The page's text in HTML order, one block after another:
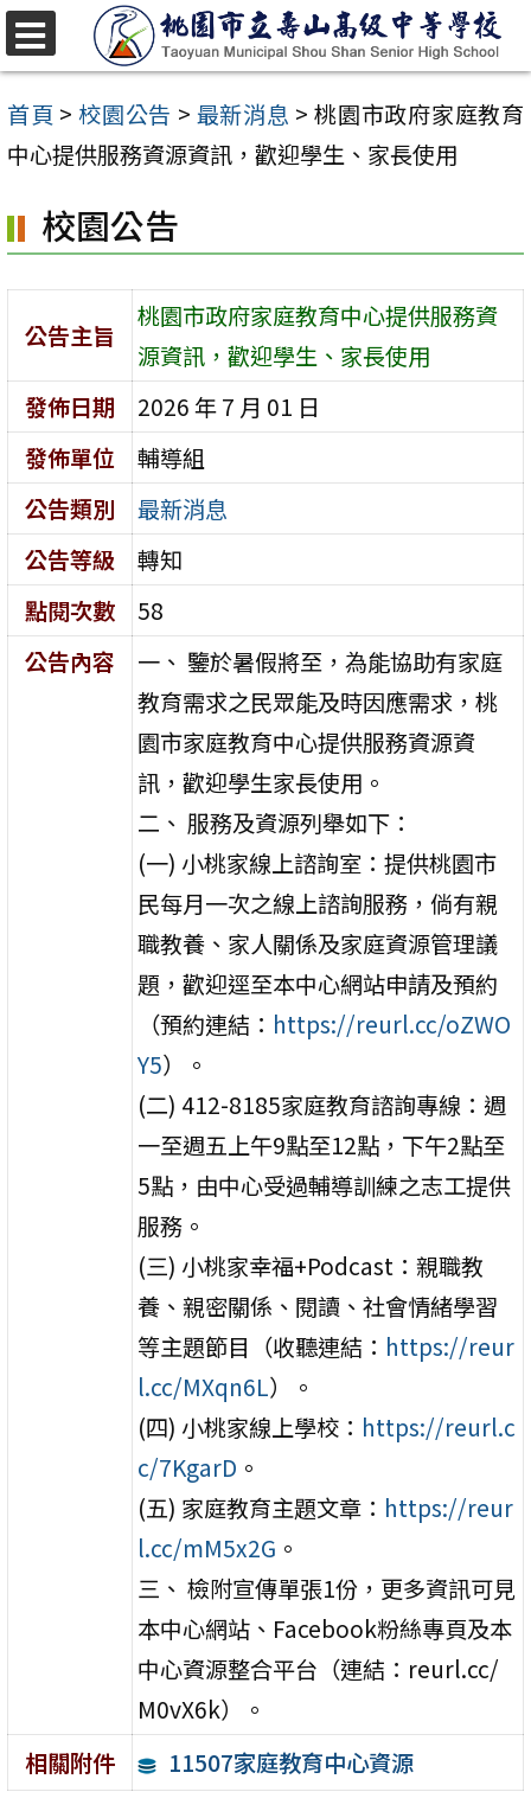
跳
至
主
要
容
區
首頁 > 校園公告 > 最新消息 > 桃園市政府家庭教育
中心提供服務資源資訊，歡迎學生、家長使用
校園公告
公告主旨
桃園市政府家庭教育中心提供服務資
源資訊，歡迎學生、家長使用
發佈日期
2026 年 7 月 01 日
發佈單位
輔導組
公告類別
最新消息
公告等級
轉知
點閱次數
58
公告內容
一、 鑒於暑假將至，為能協助有家庭
教育需求之民眾能及時因應需求，桃
園市家庭教育中心提供服務資源資
訊，歡迎學生家長使用。
二、 服務及資源列舉如下：
(一) 小桃家線上諮詢室：提供桃園市
民每月一次之線上諮詢服務，倘有親
職教養、家人關係及家庭資源管理議
題，歡迎逕至本中心網站申請及預約
（預約連結： https://reurl.cc/oZWO
Y5）。
(二) 412-8185家庭教育諮詢專線：週
一至週五上午9點至12點，下午2點至
5點，由中心受過輔導訓練之志工提供
服務。
(三) 小桃家幸福+Podcast：親職教
養、親密關係、閱讀、社會情緒學習
等主題節目（收聽連結： https://reur
l.cc/MXqn6L）。
(四) 小桃家線上學校： https://reurl.c
c/7KgarD 。
(五) 家庭教育主題文章： https://reur
l.cc/mM5x2G 。
三、 檢附宣傳單張1份，更多資訊可見
本中心網站、Facebook粉絲專頁及本
中心資源整合平台（連結：reurl.cc/
M0vX6k）。
相關附件
11507家庭教育中心資源
選
單